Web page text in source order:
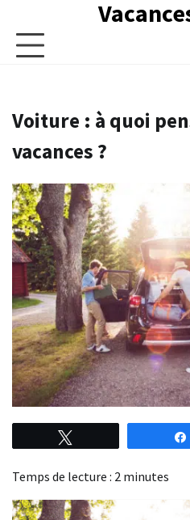
content
Voiture : à quoi
vacances ?
Temps de lecture : 2 minutes